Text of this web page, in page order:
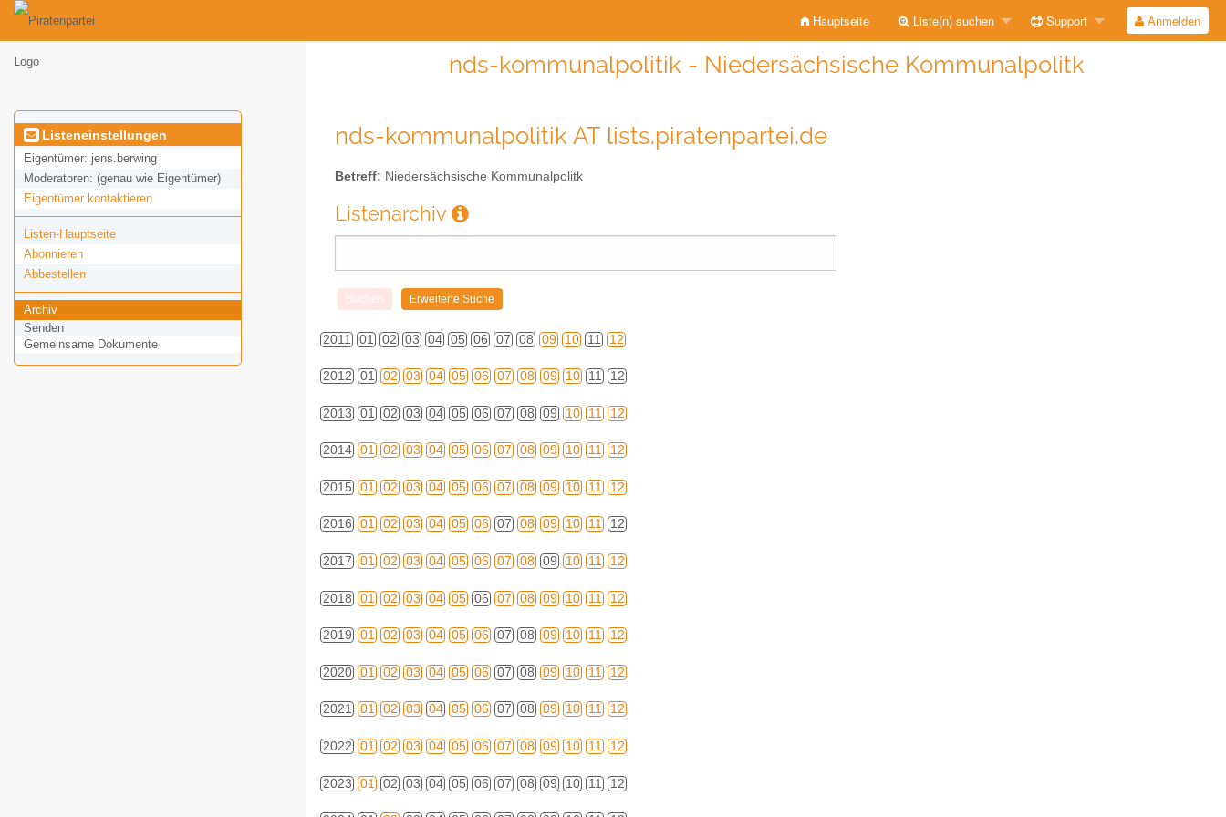
Hauptseite Liste(n) suchen Support Anmelden
nds-kommunalpolitik - Niedersächsische Kommunalpolitk
Listeneinstellungen
Eigentümer: jens.berwing
Moderatoren: (genau wie Eigentümer)
Eigentümer kontaktieren
Listen-Hauptseite
Abonnieren
Abbestellen
Archiv
Senden
Gemeinsame Dokumente
nds-kommunalpolitik AT lists.piratenpartei.de
Betreff: Niedersächsische Kommunalpolitk
Listenarchiv
2011 01 02 03 04 05 06 07 08 09 10 11 12
2012 01 02 03 04 05 06 07 08 09 10 11 12
2013 01 02 03 04 05 06 07 08 09 10 11 12
2014 01 02 03 04 05 06 07 08 09 10 11 12
2015 01 02 03 04 05 06 07 08 09 10 11 12
2016 01 02 03 04 05 06 07 08 09 10 11 12
2017 01 02 03 04 05 06 07 08 09 10 11 12
2018 01 02 03 04 05 06 07 08 09 10 11 12
2019 01 02 03 04 05 06 07 08 09 10 11 12
2020 01 02 03 04 05 06 07 08 09 10 11 12
2021 01 02 03 04 05 06 07 08 09 10 11 12
2022 01 02 03 04 05 06 07 08 09 10 11 12
2023 01 02 03 04 05 06 07 08 09 10 11 12